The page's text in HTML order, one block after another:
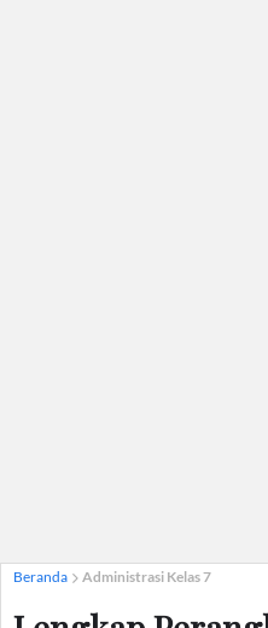
Beranda Administrasi Kelas 7